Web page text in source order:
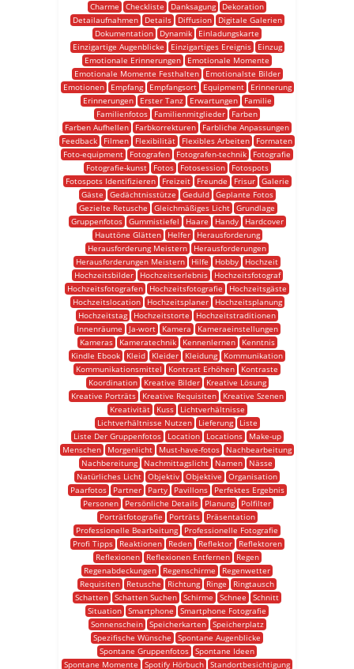
Charme
Checkliste Danksagung
Dekoration
Detailaufnahmen
Details Diffusion
Digitale Galerien
Dokumentation
Dynamik
Einladungskarte
Einzigartige Augenblicke
Einzigartiges Ereignis
Einzug
Emotionale Erinnerungen
Emotionale Momente
Emotionale Momente Festhalten
Emotionalste Bilder
Emotionen
Empfang Empfangsort Equipment
Erinnerung
Erinnerungen
Erster Tanz Erwartungen
Familie
Familienfotos
Familienmitglieder
Farben
Farben Aufhellen
Farbkorrekturen
Farbliche Anpassungen
Feedback
Filmen Flexibilität Flexibles Arbeiten
Formaten
Foto-equipment
Fotografen Fotografen-technik
Fotografie
Fotografie-kunst
Fotos Fotosession
Fotospots
Fotospots Identifizieren
Freizeit Freunde Frisur
Galerie
Gäste
Gedächtnisstütze Geduld
Geplante Fotos
Gezielte Retusche
Gleichmäßiges Licht Grundlage
Gruppenfotos
Gummistiefel Haare Handy
Hardcover
Hauttöne Glätten
Helfer
Herausforderung
Herausforderung Meistern
Herausforderungen
Herausforderungen Meistern
Hilfe Hobby
Hochzeit
Hochzeitsbilder
Hochzeitserlebnis
Hochzeitsfotograf
Hochzeitsfotografen
Hochzeitsfotografie
Hochzeitsgäste
Hochzeitslocation
Hochzeitsplaner
Hochzeitsplanung
Hochzeitstag
Hochzeitstorte
Hochzeitstraditionen
Innenräume
Ja-wort Kamera
Kameraeinstellungen
Kameras
Kameratechnik Kennenlernen
Kenntnis
Kindle Ebook
Kleid Kleider Kleidung
Kommunikation
Kommunikationsmittel
Kontrast Erhöhen
Kontraste
Koordination
Kreative Bilder
Kreative Lösung
Kreative Porträts
Kreative Requisiten
Kreative Szenen
Kreativität
Kuss
Lichtverhältnisse
Lichtverhältnisse Nutzen
Lieferung
Liste
Liste Der Gruppenfotos
Location Locations
Make-up
Menschen
Morgenlicht Must-have-fotos
Nachbearbeitung
Nachbereitung
Nachmittagslicht Namen
Nässe
Natürliches Licht Objektiv Objektive
Organisation
Paarfotos
Partner Party Pavillons
Perfektes Ergebnis
Personen
Persönliche Details Planung
Polfilter
Porträtfotografie
Porträts
Präsentation
Professionelle Bearbeitung
Professionelle Fotografie
Profi Tipps
Reaktionen Reden Reflektor
Reflektoren
Reflexionen
Reflexionen Entfernen
Regen
Regenabdeckungen
Regenschirme
Regenwetter
Requisiten
Retusche Richtung Ringe
Ringtausch
Schatten Schatten Suchen Schirme Schnee
Schnitt
Situation Smartphone
Smartphone Fotografie
Sonnenschein
Speicherkarten
Speicherplatz
Spezifische Wünsche
Spontane Augenblicke
Spontane Gruppenfotos Spontane Ideen
Spontane Momente
Spotify Hörbuch Standortbesichtigung